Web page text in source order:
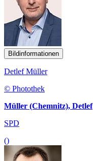
Bildinformationen
Detlef Müller
© Photothek
Müller (Chemnitz), Detlef
SPD
()